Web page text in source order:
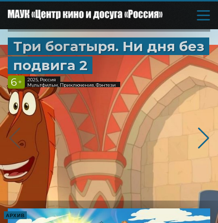
Три богатыря. Ни дня без
подвига 2
6 +
2025, Россия
Мультфильм, Приключения, Фэнтези
АРХИВ